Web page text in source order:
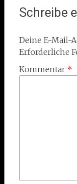
Schreibe
Deine E-Mail-
Erforderliche
Kommentar *